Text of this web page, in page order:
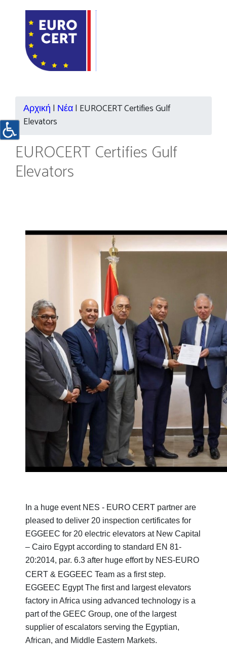
Αρχική | Νέα| EUROCERT Certifies Gulf
Elevators
EUROCERT Certifies Gulf
Elevators
In a huge event NES - EURO CERT partner are
pleased to deliver 20 inspection certificates for
EGGEEC for 20 electric elevators at New Capital
– Cairo Egypt according to standard EN 81-
20:2014, par. 6.3 after huge effort by NES-EURO
CERT & EGGEEC Team as a first step.
EGGEEC Egypt The first and largest elevators
factory in Africa using advanced technology is a
part of the GEEC Group, one of the largest
supplier of escalators serving the Egyptian,
African, and Middle Eastern Markets.